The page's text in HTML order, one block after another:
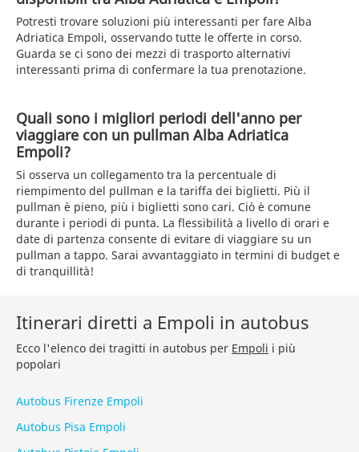
Potresti trovare soluzioni più interessanti per fare Alba
Adriatica Empoli, osservando tutte le offerte in corso.
Guarda se ci sono dei mezzi di trasporto alternativi
interessanti prima di confermare la tua prenotazione.
Quali sono i migliori periodi dell'anno per
viaggiare con un pullman Alba Adriatica
Empoli?
Si osserva un collegamento tra la percentuale di
riempimento del pullman e la tariffa dei biglietti. Più il
pullman è pieno, più i biglietti sono cari. Ciò è comune
durante i periodi di punta. La flessibilità a livello di orari e
date di partenza consente di evitare di viaggiare su un
pullman a tappo. Sarai avvantaggiato in termini di budget e
di tranquillità!
Itinerari diretti a Empoli in autobus
Ecco l'elenco dei tragitti in autobus per Empoli i più
popolari
Autobus Firenze Empoli
Autobus Pisa Empoli